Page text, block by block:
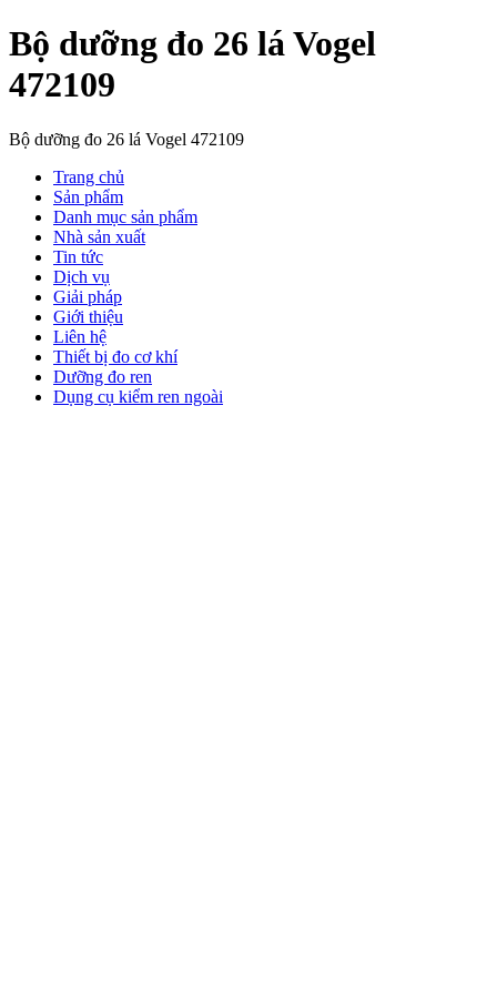
Bộ dưỡng đo 26 lá Vogel
472109
Bộ dưỡng đo 26 lá Vogel 472109
Trang chủ
Sản phẩm
Danh mục sản phẩm
Nhà sản xuất
Tin tức
Dịch vụ
Giải pháp
Giới thiệu
Liên hệ
Thiết bị đo cơ khí
Dưỡng đo ren
Dụng cụ kiểm ren ngoài